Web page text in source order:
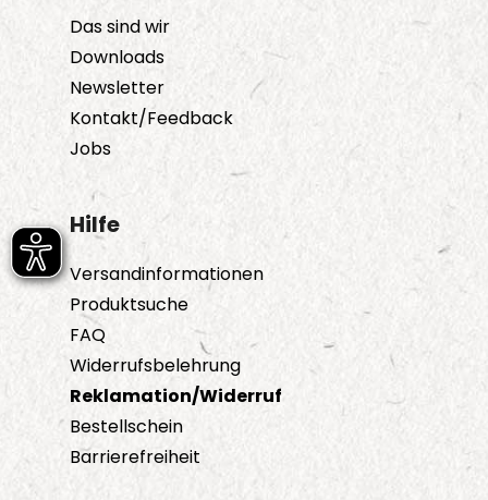
Das sind wir
Downloads
Newsletter
Kontakt/Feedback
Jobs
Hilfe
Versandinformationen
Produktsuche
FAQ
Widerrufsbelehrung
Reklamation/Widerruf
Bestellschein
Barrierefreiheit